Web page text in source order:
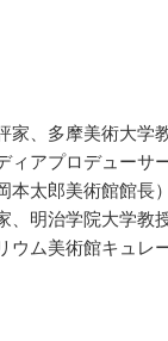
家、多摩美術大学教
ィアプロデューサ
本太郎美術館館長）
、明治学院大学教授
ウム美術館キュレ